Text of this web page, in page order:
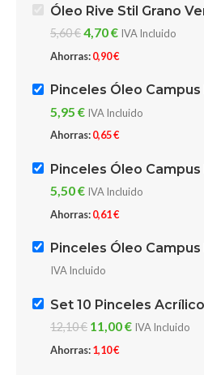
Óleo Rive Stil Grano
5,60€4,70€ IVA Incluido
Ahorras:0,90€
Pinceles Óleo
5,95 € IVA Incluido
Ahorras:0,65€
Pinceles Óleo
5,50€ IVA Incluido
Ahorras:0,61€
Pinceles Óleo
IVA Incluido
Set 10 Pinceles
12,10€ 11,00€ IVA Incluido
Ahorras:1,10€